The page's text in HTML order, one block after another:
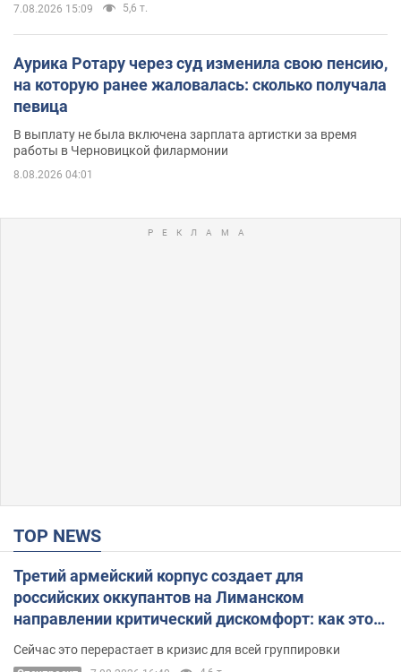
7.08.2026 15:09 5,6 т.
Аурика Ротару через суд изменила свою пенсию,
на которую ранее жаловалась: сколько получала
певица
В выплату не была включена зарплата артистки за время
работы в Черновицкой филармонии
8.08.2026 04:01
TOP NEWS
Третий армейский корпус создает для
российских оккупантов на Лиманском
направлении критический дискомфорт: как это
удалось
Сейчас это перерастает в кризис для всей группировки